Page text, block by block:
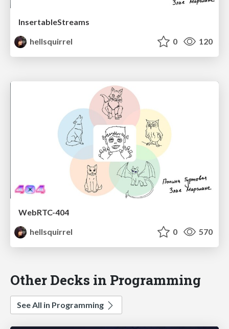
InsertableStreams
hellsquirrel
0 120
WebRTC-404
hellsquirrel
0 570
Other Decks in Programming
See All in Programming